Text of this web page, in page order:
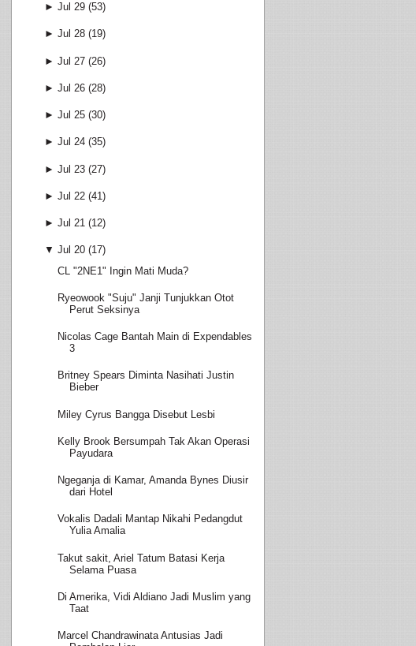
►Jul 29 (53)
►Jul 28 (19)
►Jul 27 (26)
►Jul 26 (28)
►Jul 25 (30)
►Jul 24 (35)
►Jul 23 (27)
►Jul 22 (41)
►Jul 21 (12)
▼Jul 20 (17)
CL "2NE1" Ingin Mati Muda?
Ryeowook "Suju" Janji Tunjukkan Otot
Perut Seksinya
Nicolas Cage Bantah Main di Expendables
3
Britney Spears Diminta Nasihati Justin
Bieber
Miley Cyrus Bangga Disebut Lesbi
Kelly Brook Bersumpah Tak Akan Operasi
Payudara
Ngeganja di Kamar, Amanda Bynes Diusir
dari Hotel
Vokalis Dadali Mantap Nikahi Pedangdut
Yulia Amalia
Takut sakit, Ariel Tatum Batasi Kerja
Selama Puasa
Di Amerika, Vidi Aldiano Jadi Muslim yang
Taat
Marcel Chandrawinata Antusias Jadi